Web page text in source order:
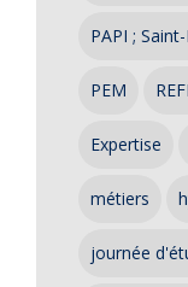
PAPI ;
PEM
Expertise
métiers
journée